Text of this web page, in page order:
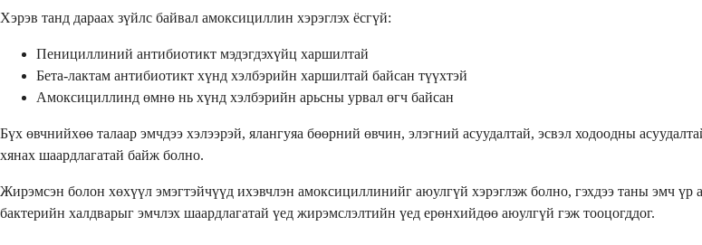
Хэрэв танд дараах зүйлс байвал амоксициллин хэрэглэх ёсгүй:
Пенициллиний антибиотикт мэдэгдэхүйц харшилтай
Бета-лактам антибиотикт хүнд хэлбэрийн харшилтай байсан түүхтэй
Амоксициллинд өмнө нь хүнд хэлбэрийн арьсны урвал өгч байсан
Бүх өвчнийхөө талаар эмчдээ хэлээрэй, ялангуяа бөөрний өвчин, элэгний асуудалтай, эсвэл ходоодны
хянах шаардлагатай байж болно.
Жирэмсэн болон хөхүүл эмэгтэйчүүд ихэвчлэн амоксициллинийг аюулгүй хэрэглэж болно, гэхдээ таны эмч
бактерийн халдварыг эмчлэх шаардлагатай үед жирэмслэлтийн үед ерөнхийдөө аюулгүй гэж тооцогддог.